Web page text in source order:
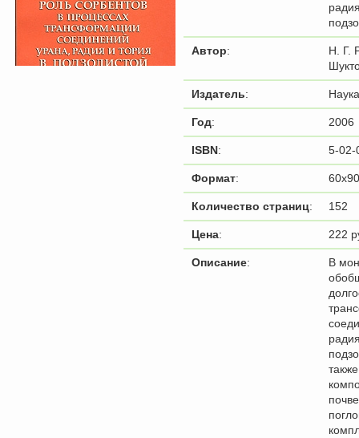
Автор:
Н. Г.
Издатель: Наука
Год: 2006
ISBN: 5-02-
Формат:
Количество страниц: 152
Цена: 222
Описание:
В